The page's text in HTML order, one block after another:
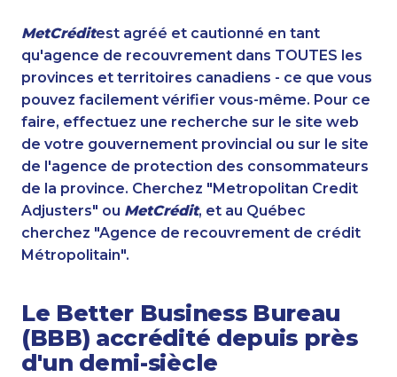
MetCréditest agréé et cautionné en tant
qu'agence de recouvrement dans TOUTES les
provinces et territoires canadiens - ce que vous
pouvez facilement vérifier vous-même. Pour ce
faire, effectuez une recherche sur le site web
de votre gouvernement provincial ou sur le site
de l'agence de protection des consommateurs
de la province. Cherchez "Metropolitan Credit
Adjusters" ou MetCrédit, et au Québec
cherchez "Agence de recouvrement de crédit
Métropolitain".
Le Better Business Bureau
(BBB) accrédité depuis près
d'un demi-siècle